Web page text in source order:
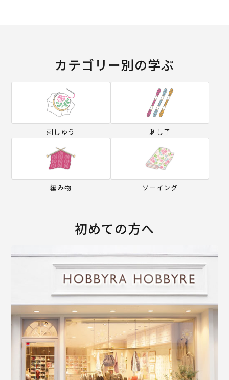
カテゴリー別の学ぶ
刺しゅう 刺し子
編み物 ソーイング
初めての方へ